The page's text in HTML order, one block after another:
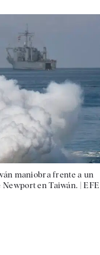
maniobra frente a un
Newport en Taiwán. |EFE